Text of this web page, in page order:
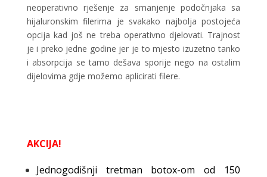
neoperativno rješenje za smanjenje podočnjaka sa
hijaluronskim filerima je svakako najbolja postojeća
opcija kad još ne treba operativno djelovati. Trajnost
je i preko jedne godine jer je to mjesto izuzetno tanko
i absorpcija se tamo dešava sporije nego na ostalim
dijelovima gdje možemo aplicirati filere.
AKCIJA!
Jednogodišnji tretman botox-om od 150